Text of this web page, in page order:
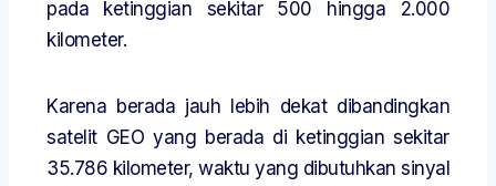
pada ketinggian sekitar 500 hingga 2.000
kilometer.
Karena berada jauh lebih dekat dibandingkan
satelit GEO yang berada di ketinggian sekitar
35.786 kilometer, waktu yang dibutuhkan sinyal